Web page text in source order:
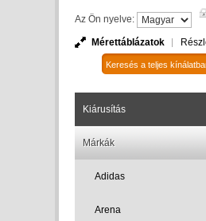
Az Ön nyelve:
Mérettáblázatok
Kiárusítás
Márkák
Adidas
Arena